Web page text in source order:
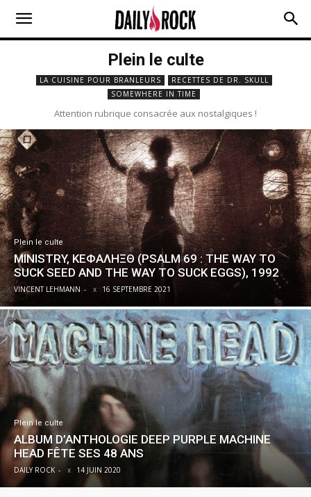
Plein le culte
LA CUISINE POUR BRANLEURS
RECETTES DE DR. SKULL
SOMEWHERE IN TIME
Attention rubrique consacrée aux nostalgiques !
Plein le culte
MINISTRY, ΚΕΦΑΛΗΞΘ (PSALM 69 : THE WAY TO
SUCK SEED AND THE WAY TO SUCK EGGS), 1992
VINCENT LEHMANN - 16 SEPTEMBRE 2021
Plein le culte
ALBUM D’ANTHOLOGIE DEEP PURPLE MACHINE
HEAD FÊTE SES 48 ANS
DAILY ROCK - 14 JUIN 2020